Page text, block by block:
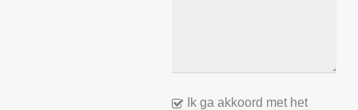
Ik ga akkoord met het